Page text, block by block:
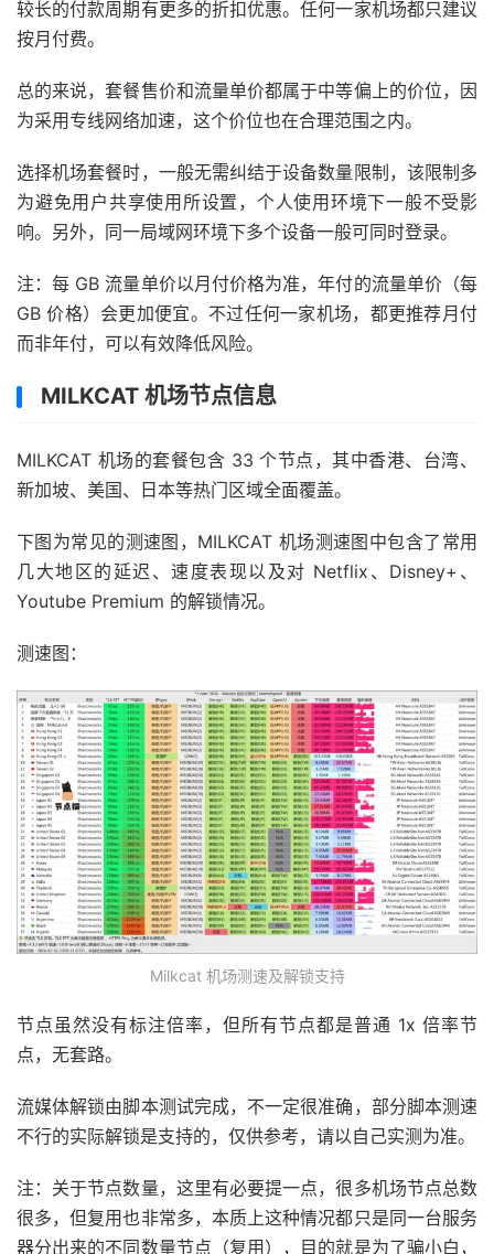
较长的付款周期有更多的折扣优惠。任何一家机场都只建议
按月付费。
总的来说，套餐售价和流量单价都属于中等偏上的价位，因
为采用专线网络加速，这个价位也在合理范围之内。
选择机场套餐时，一般无需纠结于设备数量限制，该限制多
为避免用户共享使用所设置，个人使用环境下一般不受影
响。另外，同一局域网环境下多个设备一般可同时登录。
注：每 GB 流量单价以月付价格为准，年付的流量单价（每
GB 价格）会更加便宜。不过任何一家机场，都更推荐月付
而非年付，可以有效降低风险。
MILKCAT 机场节点信息
MILKCAT 机场的套餐包含 33 个节点，其中香港、台湾、
新加坡、美国、日本等热门区域全面覆盖。
下图为常见的测速图，MILKCAT 机场测速图中包含了常用
几大地区的延迟、速度表现以及对 Netflix、Disney+、
Youtube Premium 的解锁情况。
测速图：
Milkcat 机场测速及解锁支持
节点虽然没有标注倍率，但所有节点都是普通 1x 倍率节
点，无套路。
流媒体解锁由脚本测试完成，不一定很准确，部分脚本测速
不行的实际解锁是支持的，仅供参考，请以自己实测为准。
注：关于节点数量，这里有必要提一点，很多机场节点总数
很多，但复用也非常多，本质上这种情况都只是同一台服务
器分出来的不同数量节点（复用），目的就是为了骗小白，